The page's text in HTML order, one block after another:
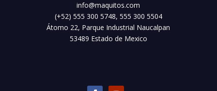
info@maquitos.com
(+52) 555 300 5748, 555 300 5504
Átomo 22, Parque Industrial Naucalpan
53489 Estado de Mexico